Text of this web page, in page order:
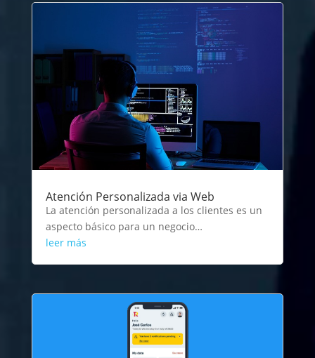
Atención Personalizada via Web
La atención personalizada a los clientes es un
aspecto básico para un negocio…
leer más